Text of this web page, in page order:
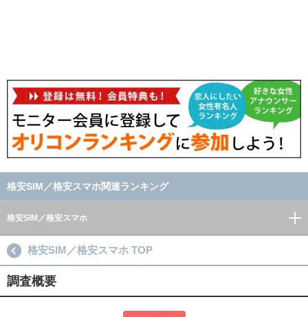
格安SIM／格安スマホ関連ランキング
格安SIM／格安スマホ
格安SIM／格安スマホ TOP
調査概要